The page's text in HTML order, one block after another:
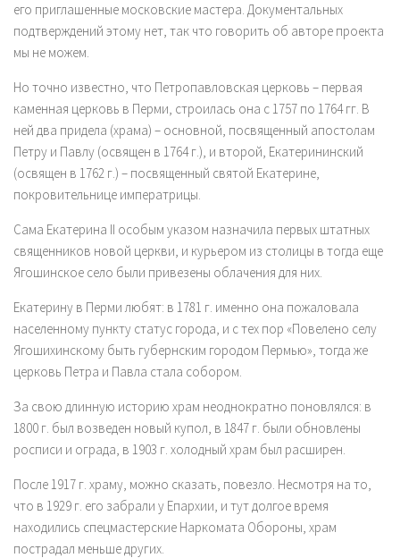
его приглашенные московские мастера. Документальных
подтверждений этому нет, так что говорить об авторе проекта
мы не можем.
Но точно известно, что Петропавловская церковь – первая
каменная церковь в Перми, строилась она с 1757 по 1764 гг. В
ней два придела (храма) – основной, посвященный апостолам
Петру и Павлу (освящен в 1764 г.), и второй, Екатерининский
(освящен в 1762 г.) – посвященный святой Екатерине,
покровительнице императрицы.
Сама Екатерина II особым указом назначила первых штатных
священников новой церкви, и курьером из столицы в тогда еще
Ягошинское село были привезены облачения для них.
Екатерину в Перми любят: в 1781 г. именно она пожаловала
населенному пункту статус города, и с тех пор «Повелено селу
Ягошихинскому быть губернским городом Пермью», тогда же
церковь Петра и Павла стала собором.
За свою длинную историю храм неоднократно поновлялся: в
1800 г. был возведен новый купол, в 1847 г. были обновлены
росписи и ограда, в 1903 г. холодный храм был расширен.
После 1917 г. храму, можно сказать, повезло. Несмотря на то,
что в 1929 г. его забрали у Епархии, и тут долгое время
находились спецмастерские Наркомата Обороны, храм
пострадал меньше других.